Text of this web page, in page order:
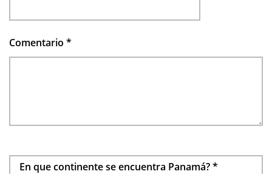
Comentario *
En que continente se encuentra Panamá?*